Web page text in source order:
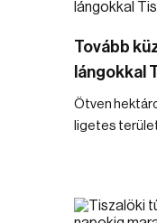
Tovább
lángokkal
Ötven
ligetes